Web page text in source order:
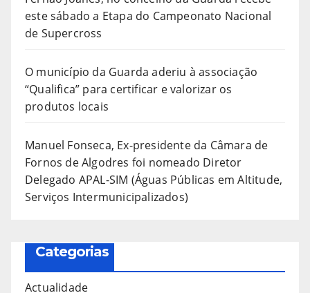
este sábado a Etapa do Campeonato Nacional
de Supercross
O município da Guarda aderiu à associação
“Qualifica” para certificar e valorizar os
produtos locais
Manuel Fonseca, Ex-presidente da Câmara de
Fornos de Algodres foi nomeado Diretor
Delegado APAL-SIM (Águas Públicas em Altitude,
Serviços Intermunicipalizados)
Categorias
Actualidade